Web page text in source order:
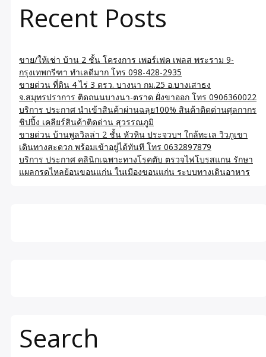
Recent Posts
ขาย/ให้เช่า บ้าน 2 ชั้น โครงการ เพอร์เฟค เพลส พระราม 9-
กรุงเทพกรีฑา ทำเลดีมาก โทร 098-428-2935
ขายด่วน ที่ดิน 4 ไร่ 3 ตรว. บางนา กม.25 อ.บางเสาธง
จ.สมุทรปราการ ติดถนนบางนา-ตราด ฝั่งขาออก โทร 0906360022
บริการ ประกาศ นำเข้าสินค้าผ่านฉลุย100% สินค้าติดด่านศุลกากร
ชิปปิ้ง เคลียร์สินค้าติดด่าน สุวรรณภูมิ
ขายด่วน บ้านพูลวิลล่า 2 ชั้น หัวหิน ประจวบฯ ใกล้ทะเล วิวภูเขา
เดินทางสะดวก พร้อมเข้าอยู่ได้ทันที โทร 0632897879
บริการ ประกาศ คลินิกเฉพาะทางโรคตับ ตรวจไฟโบรสแกน รักษา
แผลกรดไหลย้อนขอนแก่น ในเมืองขอนแก่น ระบบทางเดินอาหาร
Search